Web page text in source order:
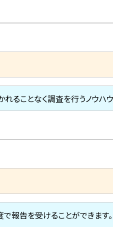
ることなく調査を行うノウハウ
報告を受けることができます。